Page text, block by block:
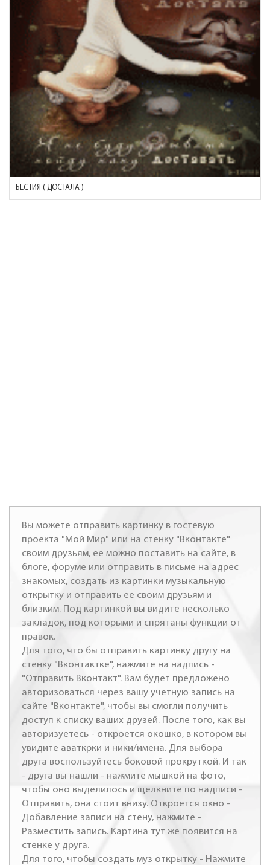
БЕСТИЯ ( ДОСТАЛА )
Вы можете отправить картинку в гостевую
проекта "Мой Мир" или на стенку "Вконтакте"
своим друзьям, ее можно поставить на сайте, в
блоге, форуме или отправить в письме на адрес
знакомых, создать из картинки музыкальную
открытку и отправить ее своим друзьям и
близким. Под картинкой вы видите несколько
закладок, под которыми и спрятаны функции от
правок.
Для того, что бы отправить картинку другу на
стенку "Вконтактке", нажмите на надпись -
"Отправить Вконтакт". Вам будет предложено
авторизоваться через вашу учетную запись на
сайте "Вконтакте", чтобы вы смогли получить
доступ к списку ваших друзей. После того, как вы
авторизуетесь - откроется окошко, в котором вы
увидите аваткрки и ники/имена. Для выбора
друга воспользуйтесь боковой прокруткой. И так
- друга вы нашли - нажмите мышкой на фото,
чтобы оно выделилось и щелкните по надписи -
Отправить, она стоит внизу. Откроется окно -
Добавление записи на стену, нажмите -
Разместить запись. Картина тут же появится на
стенке у друга.
Для того, чтобы создать муз открытку - Нажмите